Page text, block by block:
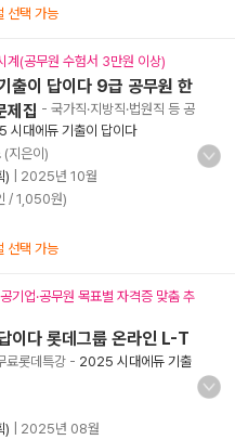
선택 가능
계(공무원 수험서 3만원 이상)
출이 답이다 9급 공무원 한
제집 - 국가직·지방직·법원직 등 공
시대에듀 기출이 답이다
(지은이)
)
2025년 10월
/ 1,050원)
선택 가능
기업·공무원 목표별 자격증 맞춤 추
이다 롯데그룹 온라인 L-T
료롯데특강 - 2025 시대에듀 기출
)
2025년 08월